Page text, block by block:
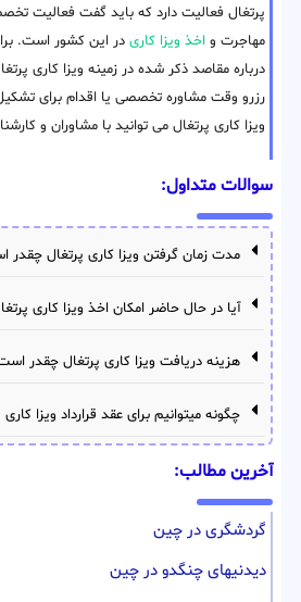
پرتغال فعالیت دارد که باید گفت فعالیت
مهاجرت و اخذ ویزا کاری در این کشور است.
درباره مقاصد ذکر شده در زمینه ویزا کاری
رزرو وقت مشاوره تخصصی یا اقدام برای
ویزا کاری پرتغال می توانید با مشاوران و
سوالات متداول:
مدت زمان گرفتن ویزا کاری پرتغال چقدر
آیا در حال حاضر امکان اخذ ویزا کاری
هزینه دریافت ویزا کاری پرتغال چقدر
چگونه میتوانیم برای عقد قرارداد ویزا
آخرین مطالب:
گردشگری در چین
دیدنیهای چنگدو در چین